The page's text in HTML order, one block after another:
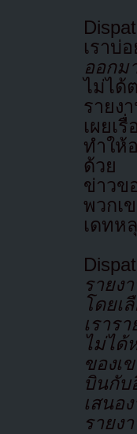
เราบ่
ออกม
ไม่ไ
รายง
เผยเ
ทำให้
ด้วย
ข่าวข
พวกเ
เดทห
รายง
โดยเ
เราร
ไม่ได้
ของเ
บินกับ
เสนอ
รายง